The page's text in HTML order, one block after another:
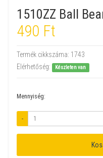
1510ZZ Ball
490 Ft
Termék cikkszáma: 1743
Elérhetőség:
Készleten van
Mennyiség:
-